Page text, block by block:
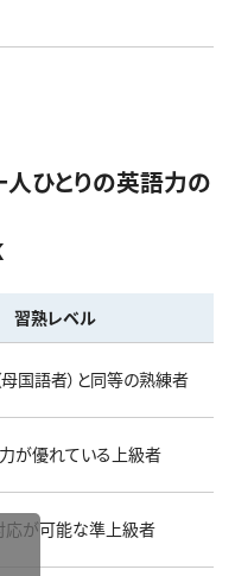
人ひとりの英語力の
習熟レベル
母国語者）と同等の熟練者
が優れている上級者
応が可能な準上級者